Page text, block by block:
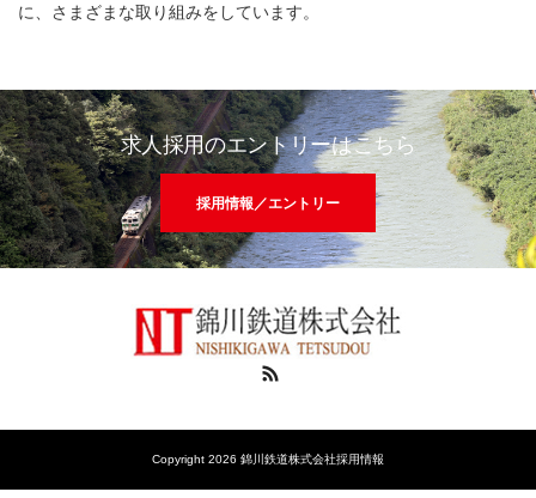
に、さまざまな取り組みをしています。
求人採用のエントリーはこちら
採用情報／エントリー
Copyright 2026 錦川鉄道株式会社採用情報